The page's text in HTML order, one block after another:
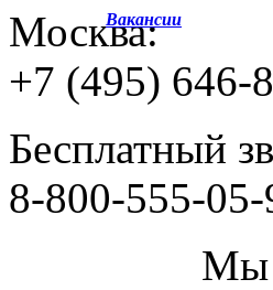
Москва:
+7 (495) 646-
Бесплатный
8-800-555-05-
Мы
Вакансии